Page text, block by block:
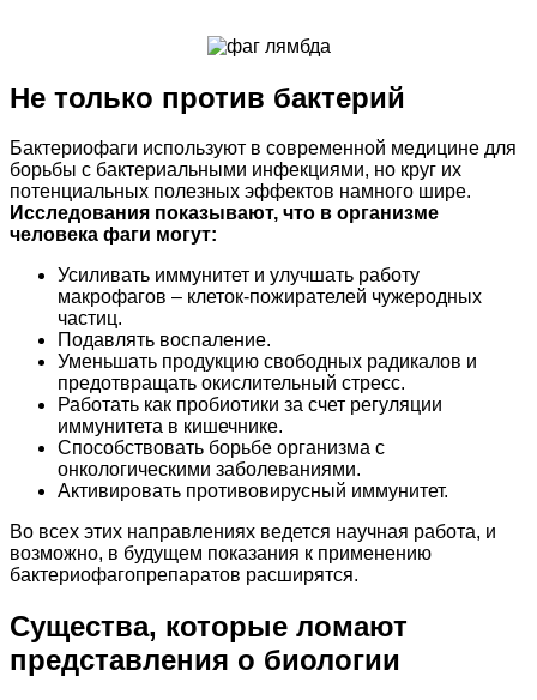
Не только против бактерий
Бактериофаги используют в современной медицине для
борьбы с бактериальными инфекциями, но круг их
потенциальных полезных эффектов намного шире.
Исследования показывают, что в организме
человека фаги могут:
Усиливать иммунитет и улучшать работу
макрофагов – клеток-пожирателей чужеродных
частиц.
Подавлять воспаление.
Уменьшать продукцию свободных радикалов и
предотвращать окислительный стресс.
Работать как пробиотики за счет регуляции
иммунитета в кишечнике.
Способствовать борьбе организма с
онкологическими заболеваниями.
Активировать противовирусный иммунитет.
Во всех этих направлениях ведется научная работа, и
возможно, в будущем показания к применению
бактериофагопрепаратов расширятся.
Существа, которые ломают
представления о биологии